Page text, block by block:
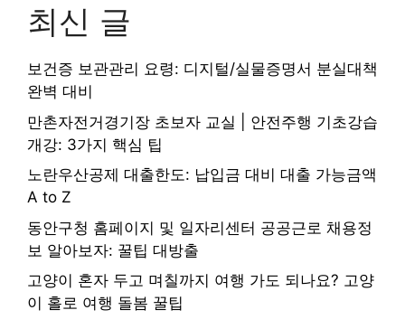
최신 글
보건증 보관관리 요령: 디지털/실물증명서 분실대책
완벽 대비
만촌자전거경기장 초보자 교실 | 안전주행 기초강습
개강: 3가지 핵심 팁
노란우산공제 대출한도: 납입금 대비 대출 가능금액
A to Z
동안구청 홈페이지 및 일자리센터 공공근로 채용정
보 알아보자: 꿀팁 대방출
고양이 혼자 두고 며칠까지 여행 가도 되나요? 고양
이 홀로 여행 돌봄 꿀팁